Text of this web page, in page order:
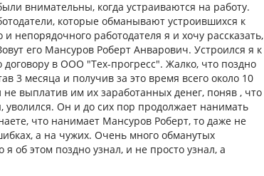
внимательны, когда устраиваются на работу.
которые обманывают устроившихся к
непорядочного работодателя я и хочу рассказать,
его Мансуров Роберт Анварович. Устроился я к
в ООО "Тех-прогресс". Жалко, что поздно
3 месяца и получив за это время всего около 10
выплатив им их заработанных денег, поняв , что
уволился. Он и до сих пор продолжает нанимать
что нанимает Мансуров Роберт, то даже не
а на чужих. Очень много обманутых
об этом поздно узнал, и не просто узнал, а